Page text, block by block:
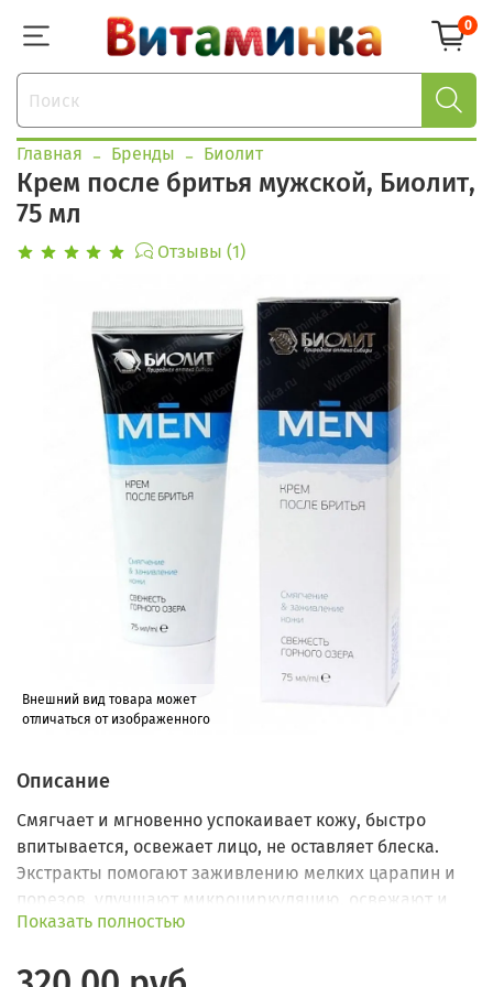
0
Главная Бренды Биолит
Крем после бритья мужской, Биолит,
75 мл
Отзывы (1)
Внешний вид товара может
отличаться от изображенного
Описание
Смягчает и мгновенно успокаивает кожу, быстро
впитывается, освежает лицо, не оставляет блеска.
Экстракты помогают заживлению мелких царапин и
порезов, улучшают микроциркуляцию, освежают и
питают кожу.
Показать полностью